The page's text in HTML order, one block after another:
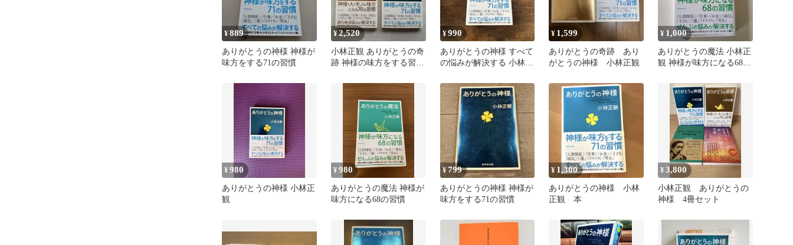
¥889
ありがとうの神様 神様が
味方をする71の習慣
¥2,520
小林正観 ありがとうの奇
跡 神様の味方をする習慣
¥990
ありがとうの神様 すべて
の悩みが解決する 小林正
¥ 1,599
ありがとうの奇跡 あり
がとうの神様 小林正観
¥ 1,000
ありがとうの魔法 小林正
観 神様が味方になる68の
¥980
ありがとうの神様 小林正
観
¥980
ありがとうの魔法 神様が
味方になる68の習慣
¥799
ありがとうの神様 神様が
味方をする71の習慣
¥ 1,300
ありがとうの神様 小林
正観 本
¥3,800
小林正観 ありがとうの
神様 4冊セット